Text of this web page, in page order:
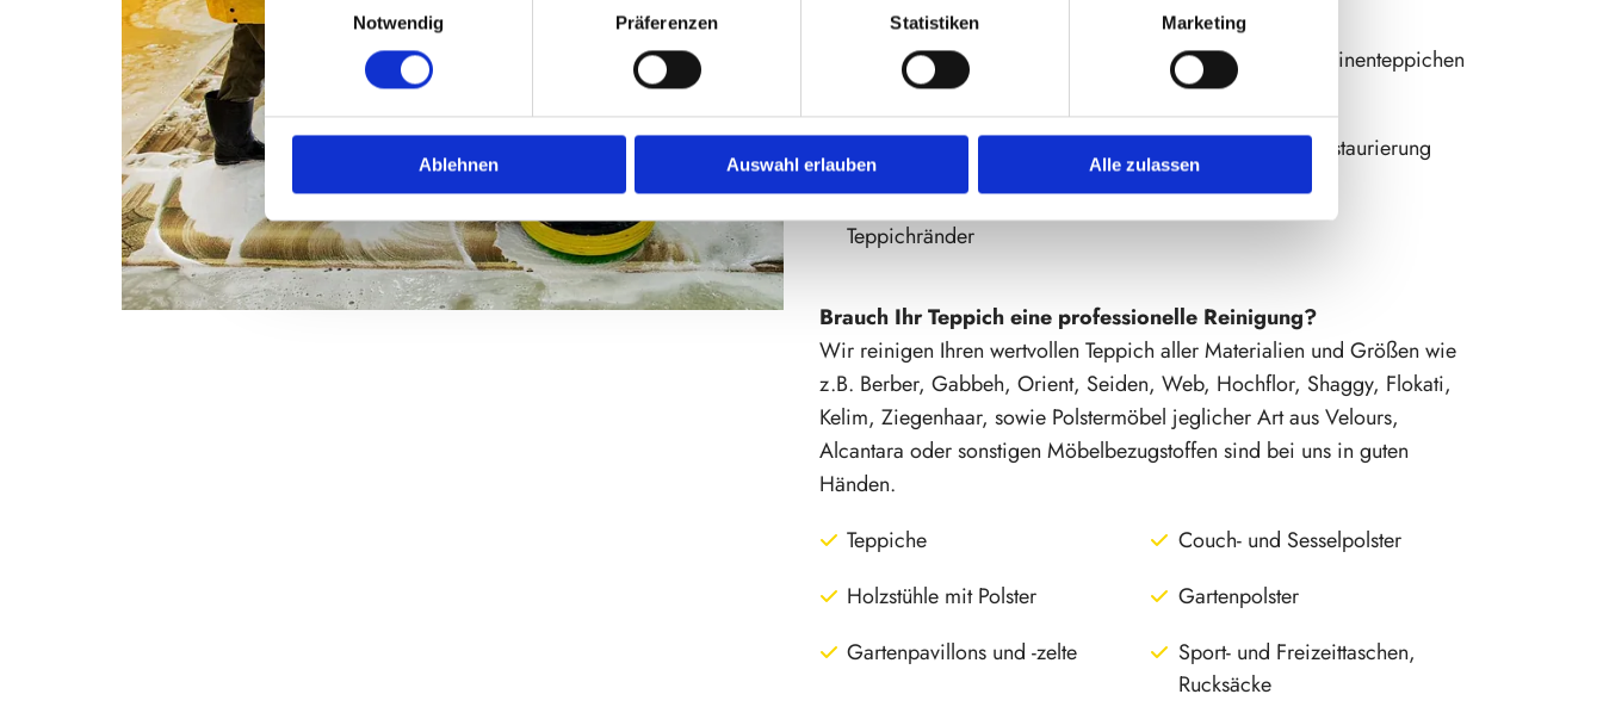
Notwendig
Präferenzen Statistiken Marketing
Ablehnen Auswahl erlauben Alle zulassen
Stabilisierung von Stockflecken
vor der Wäsche
Ketteln von Maschinenteppichen
Schonende Trocknung
Reparatur und Restaurierung
Sorgfältige Nachklebung gelöster
Teppichränder
Brauch Ihr Teppich eine professionelle Reinigung?
Wir reinigen Ihren wertvollen Teppich aller Materialien und Größen wie
z.B. Berber, Gabbeh, Orient, Seiden, Web, Hochflor, Shaggy, Flokati,
Kelim, Ziegenhaar, sowie Polstermöbel jeglicher Art aus Velours,
Alcantara oder sonstigen Möbelbezugstoffen sind bei uns in guten
Händen.
Teppiche
Couch- und Sesselpolster
Holzstühle mit Polster
Gartenpolster
Gartenpavillons und -zelte
Sport- und Freizeittaschen,
Rucksäcke